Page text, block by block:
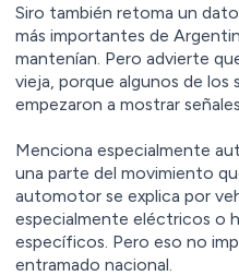
Siro también retoma un
más importantes de
mantenían. Pero advierte
vieja, porque algunos de
empezaron a mostrar
Menciona especialmente
una parte del movimiento
automotor se explica por
especialmente eléctricos o
específicos. Pero eso no
entramado nacional.